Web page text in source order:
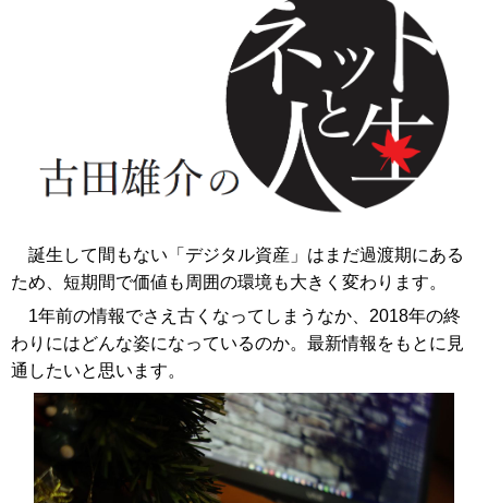
誕生して間もない「デジタル資産」はまだ過渡期にある
ため、短期間で価値も周囲の環境も大きく変わります。
1年前の情報でさえ古くなってしまうなか、2018年の終
わりにはどんな姿になっているのか。最新情報をもとに見
通したいと思います。